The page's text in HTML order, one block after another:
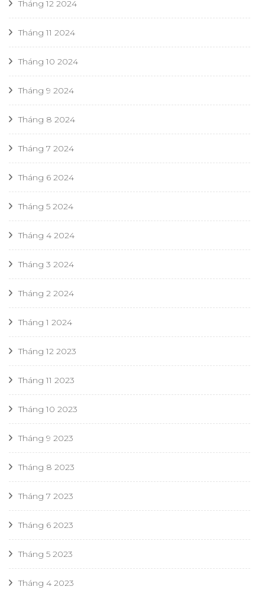
Tháng 12 2024
Tháng 11 2024
Tháng 10 2024
Tháng 9 2024
Tháng 8 2024
Tháng 7 2024
Tháng 6 2024
Tháng 5 2024
Tháng 4 2024
Tháng 3 2024
Tháng 2 2024
Tháng 1 2024
Tháng 12 2023
Tháng 11 2023
Tháng 10 2023
Tháng 9 2023
Tháng 8 2023
Tháng 7 2023
Tháng 6 2023
Tháng 5 2023
Tháng 4 2023